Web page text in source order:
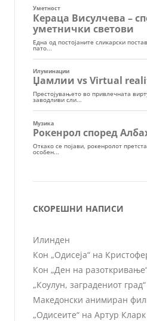
СКОРЕШНИ НАПИСИ
Илинден
Кон „Одисеја“ на
Кон „Ден на
„Коулун, заградениот
Македонски анимиран
„Одисеите“ на Артур Кларк